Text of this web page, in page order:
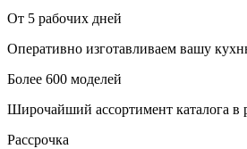
От 5 рабочих дней
Оперативно изготавливаем вашу
Более 600 моделей
Широчайший ассортимент каталога в
Рассрочка